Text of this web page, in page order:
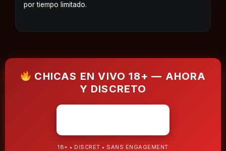
por tiempo limitado.
CHICAS EN VIVO 18+ — AHORA
Y DISCRETO
18+ • DISCRET • SANS ENGAGEMENT